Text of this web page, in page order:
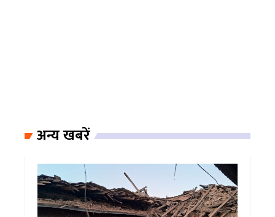
अन्य खबरें